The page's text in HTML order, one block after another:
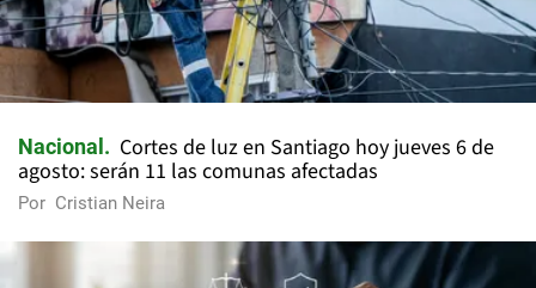
Nacional
Cortes de luz en Santiago hoy jueves 6 de
agosto: serán 11 las comunas afectadas
Por Cristian Neira